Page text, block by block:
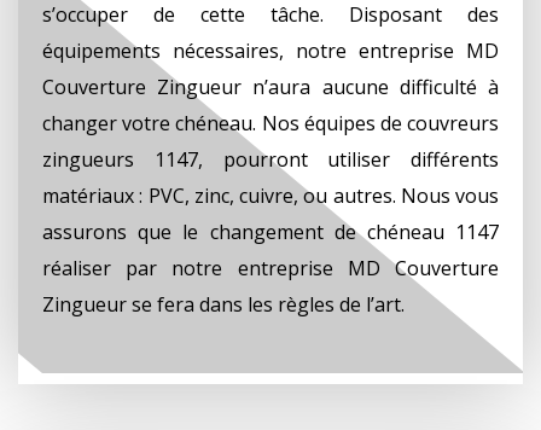
s’occuper de cette tâche. Disposant des
équipements nécessaires, notre entreprise MD
Couverture Zingueur n’aura aucune difficulté à
changer votre chéneau. Nos équipes de couvreurs
zingueurs 1147, pourront utiliser différents
matériaux : PVC, zinc, cuivre, ou autres. Nous vous
assurons que le changement de chéneau 1147
réaliser par notre entreprise MD Couverture
Zingueur se fera dans les règles de l’art.